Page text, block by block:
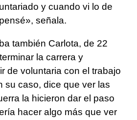
y cuando vi lo de
señala.
también Carlota, de 22
la carrera y
de voluntaria con el trabajo
su caso, dice que ver las
la hicieron dar el paso
hacer algo más que ver